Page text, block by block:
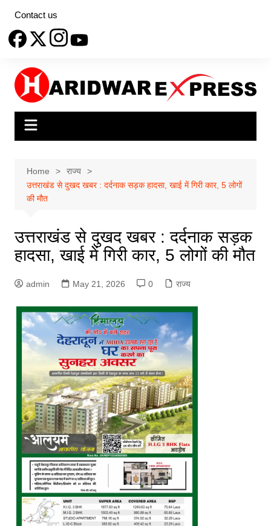
content
Contact us
Home
राज्य
उत्तराखंड से दुखद खबर : दर्दनाक सड़क हादसा, खाई में गिरी कार, 5 लोगों
की मौत
उत्तराखंड से दुखद खबर : दर्दनाक सड़क
हादसा, खाई में गिरी कार, 5 लोगों की मौत
admin May 21, 2026 0 राज्य